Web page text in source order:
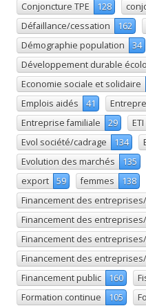
Conjoncture TPE
128
Défaillance/cessation
162
Démographie population
34
Développement durable
Economie sociale et solidaire
Emplois aidés
41
Entreprise familiale
29 ETI
Evol société/cadrage
134
Evolution des marchés
135
export
59 femmes
138
Financement des
Financement des
Financement des
Financement des
Financement public
160
Formation continue
105